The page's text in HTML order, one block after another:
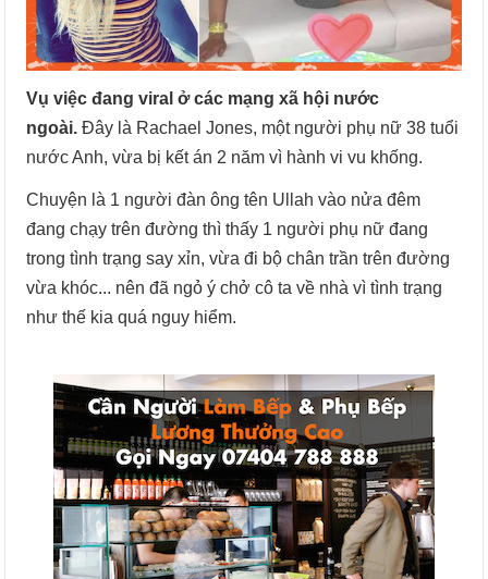
Vụ việc đang viral ở các mạng xã hội nước
ngoài.Đây là Rachael Jones, một người phụ nữ 38 tuổi
nước Anh, vừa bị kết án 2 năm vì hành vi vu khống.
Chuyện là 1 người đàn ông tên Ullah vào nửa đêm
đang chạy trên đường thì thấy 1 người phụ nữ đang
trong tình trạng say xỉn, vừa đi bộ chân trần trên đường
vừa khóc... nên đã ngỏ ý chở cô ta về nhà vì tình trạng
như thế kia quá nguy hiểm.